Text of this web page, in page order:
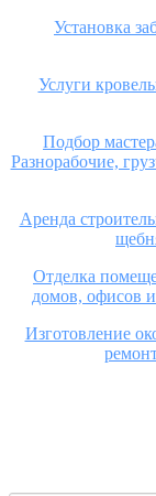
Установка
Услуги
Подбор
Разнорабочие,
Аренда
Отделка
домов, офисов
Изготовление